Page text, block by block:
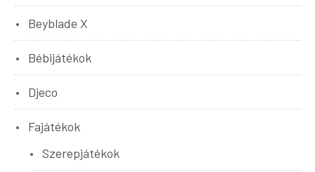
Beyblade X
Bébijátékok
Djeco
Fajátékok
Szerepjátékok